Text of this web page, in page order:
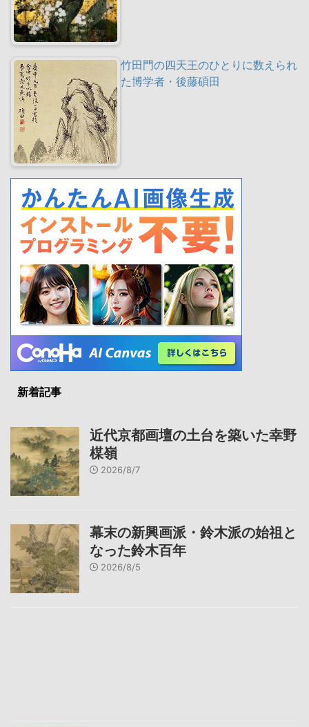
竹田門の四天王のひとりに数えられ
た博学者・後藤碩田
新着記事
近代京都画壇の土台を築いた幸野
楳嶺
2026/8/7
幕末の新興画派・鈴木派の始祖と
なった鈴木百年
2026/8/5